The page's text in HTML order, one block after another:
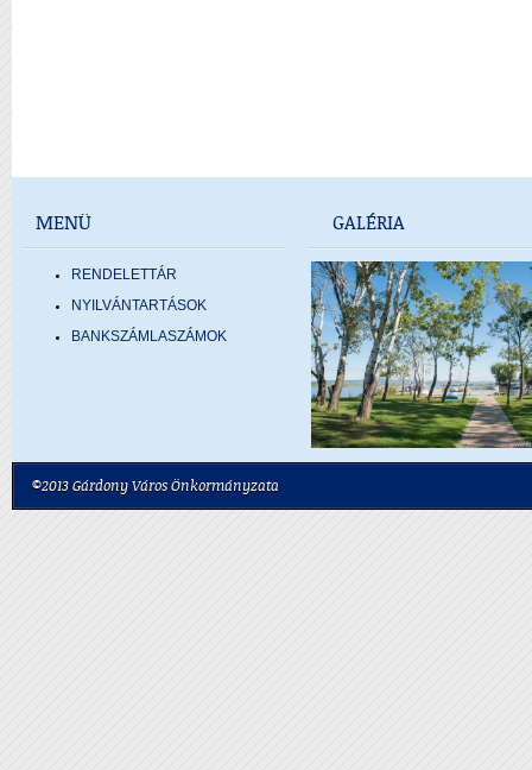
MENÜ
RENDELETTÁR
NYILVÁNTARTÁSOK
BANKSZÁMLASZÁMOK
GALÉRIA
©2013 Gárdony Város Önkormányzata